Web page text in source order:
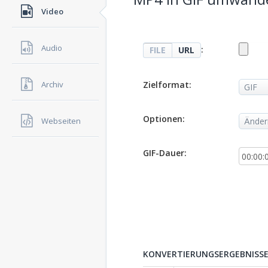
Video
Audio
Archiv
Webseiten
FILE URL :
Zielformat:
Optionen:
GIF-Dauer: